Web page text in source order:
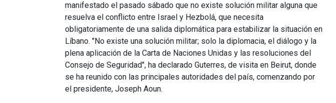
manifestado el pasado sábado que no existe solución militar alguna que
resuelva el conflicto entre Israel y Hezbolá, que necesita
obligatoriamente de una salida diplomática para estabilizar la situación en
Líbano. "No existe una solución militar; solo la diplomacia, el diálogo y la
plena aplicación de la Carta de Naciones Unidas y las resoluciones del
Consejo de Seguridad", ha declarado Guterres, de visita en Beirut, donde
se ha reunido con las principales autoridades del país, comenzando por
el presidente, Joseph Aoun.